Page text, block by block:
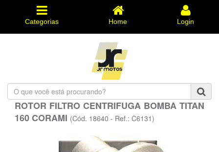
Categorias Home Login
O
que
você
está
ROTOR FILTRO CENTRIFUGA BOMBA TITAN
160 CORAMI (Cód. 18640 - Ref.: C6131)